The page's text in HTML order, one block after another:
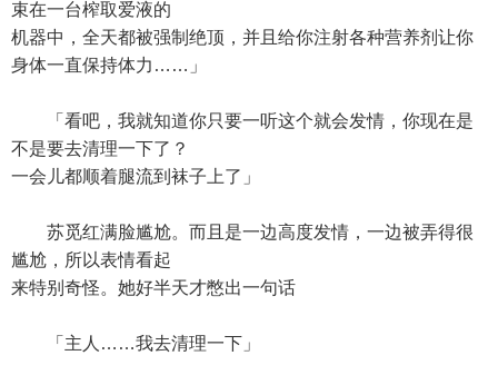
束在一台榨取爱液的
机器中，全天都被强制绝顶，并且给你注射各种营养剂让你
身体一直保持体力……」
「看吧，我就知道你只要一听这个就会发情，你现在是
不是要去清理一下了？
一会儿都顺着腿流到袜子上了」
苏觅红满脸尴尬。而且是一边高度发情，一边被弄得很
尴尬，所以表情看起
来特别奇怪。她好半天才憋出一句话
「主人……我去清理一下」